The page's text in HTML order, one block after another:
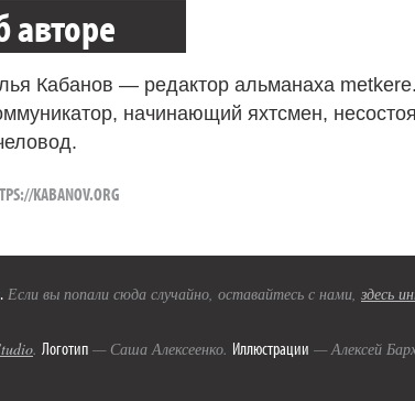
авторе
Кабанов — редактор альманаха
начинающий яхтсмен,
KABANOV.ORG
. Если вы попали сюда случайно, оставайтесь с нами, здесь
. Логотип — Саша Алексеенко. Иллюстрации — Алексей